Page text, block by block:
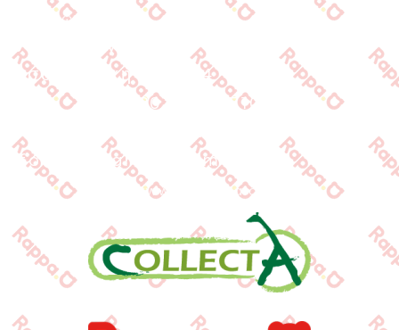
Επικοινωνία
Ιωνος Δραγούμη 14
Θεσσαλονίκη · 54624
+30 2310 277104
info@gounaridis.com
www.collecta.gr